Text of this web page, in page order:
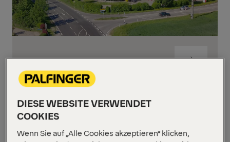
Ainring
DIESE WEBSITE VERWENDET
COOKIES
Wenn Sie auf „Alle Cookies akzeptieren“ klicken,